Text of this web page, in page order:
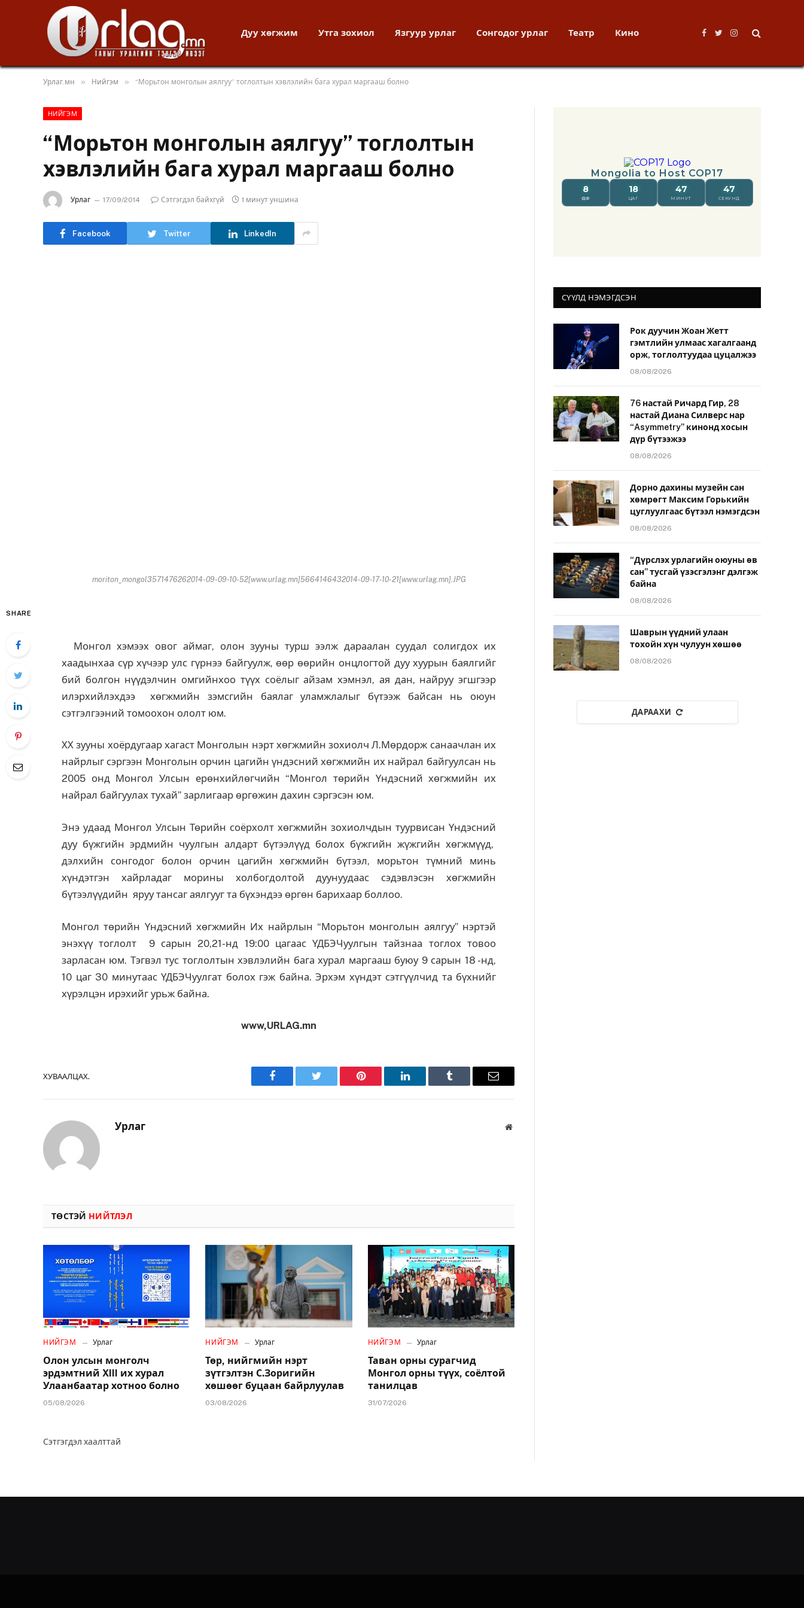
Дуу хөгжим Утга зохиол Язгуур урлаг Сонгодог урлаг Театр Кино
Facebook
TwitterInstagram
Урлаг.мн » Нийгэм » “Морьтон монголын аялгуу” тоглолтын хэвлэлийн бага хурал маргааш болно
НИЙГЭМ
“Морьтон монголын аялгуу” тоглолтын
хэвлэлийн бага хурал маргааш болно
Урлаг 17/09/2014 Сэтгэгдэл байхгүй 1 минут уншина
Facebook Twitter LinkedIn
moriton_mongol3571476262014-09-09-10-52[www.urlag.mn]5664146432014-09-17-10-21[www.urlag.mn].JPG
SHARE
Монгол хэмээх овог аймаг, олон зууны турш ээлж дараалан суудал солигдох их
хаадынхаа сүр хүчээр улс гүрнээ байгуулж, өөр өөрийн онцлогтой дуу хуурын баялгийг
бий болгон нүүдэлчин омгийнхоо түүх соёлыг айзам хэмнэл, ая дан, найруу эгшгээр
илэрхийлэхдээ хөгжмийн зэмсгийн баялаг уламжлалыг бүтээж байсан нь оюун
сэтгэлгээний томоохон ололт юм.
ХХ зууны хоёрдугаар хагаст Монголын нэрт хөгжмийн зохиолч Л.Мөрдорж санаачлан их
найрлыг сэргээн Монголын орчин цагийн үндэсний хөгжмийн их найрал байгуулсан нь
2005 онд Монгол Улсын ерөнхийлөгчийн “Монгол төрийн Үндэсний хөгжмийн их
найрал байгуулах тухай” зарлигаар өргөжин дахин сэргэсэн юм.
Энэ удаад Монгол Улсын Төрийн соёрхолт хөгжмийн зохиолчдын туурвисан Үндэсний
дуу бүжгийн эрдмийн чуулгын алдарт бүтээлүүд болох бүжгийн жүжгийн хөгжмүүд,
дэлхийн сонгодог болон орчин цагийн хөгжмийн бүтээл, морьтон түмний минь
хүндэтгэн хайрладаг морины холбогдолтой дуунуудаас сэдэвлэсэн хөгжмийн
бүтээлүүдийн яруу тансаг аялгууг та бүхэндээ өргөн барихаар боллоо.
Монгол төрийн Үндэсний хөгжмийн Их найрлын “Морьтон монголын аялгуу” нэртэй
энэхүү тоглолт 9 сарын 20,21-нд 19:00 цагаас ҮДБЭЧуулгын тайзнаа тоглох товоо
зарласан юм. Тэгвэл тус тоглолтын хэвлэлийн бага хурал маргааш буюу 9 сарын 18 -нд,
10 цаг 30 минутаас ҮДБЭЧуулгат болох гэж байна. Эрхэм хүндэт сэтгүүлчид та бүхнийг
хүрэлцэн ирэхийг урьж байна.
www,URLAG.mn
ХУВААЛЦАХ.
Facebook Twitter Pinterest LinkedIn Tumblr Имэйл
Урлаг Вэбсайт
ТӨСТЭЙ НИЙТЛЭЛ
НИЙГЭМ Урлаг
Олон улсын монголч
эрдэмтний XIII их хурал
Улаанбаатар хотноо болно
05/08/2026
НИЙГЭМ Урлаг
Төр, нийгмийн нэрт
зүтгэлтэн С.Зоригийн
хөшөөг буцаан байрлуулав
03/08/2026
НИЙГЭМ Урлаг
Таван орны сурагчид
Монгол орны түүх, соёлтой
танилцав
31/07/2026
Сэтгэгдэл хаалттай
СҮҮЛД НЭМЭГДСЭН
Рок дуучин Жоан Жетт
гэмтлийн улмаас хагалгаанд
орж, тоглолтуудаа цуцалжээ
08/08/2026
76 настай Ричард Гир, 28
настай Диана Силверс нар
“Asymmetry” кинонд хосын
дүр бүтээжээ
08/08/2026
Дорно дахины музейн сан
хөмрөгт Максим Горькийн
цуглуулгаас бүтээл нэмэгдсэн
08/08/2026
“Дүрслэх урлагийн оюуны өв
сан” тусгай үзэсгэлэнг дэлгэж
байна
08/08/2026
Шаврын үүдний улаан
тохойн хүн чулуун хөшөө
08/08/2026
ДАРААХИ